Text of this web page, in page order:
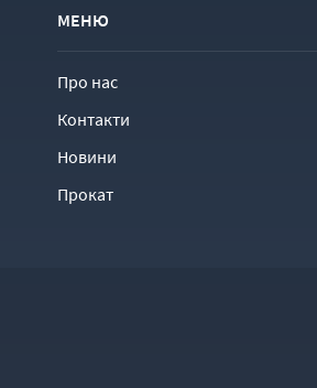
МЕНЮ
Про нас
Контакти
Новини
Прокат